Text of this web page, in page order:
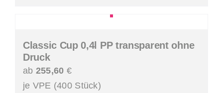
Classic Cup 0,4l PP transparent ohne
Druck
ab 255,60 €
je VPE (400 Stück)